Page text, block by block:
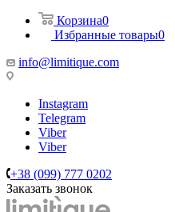
Корзина0
Избранные товары0
info@limitique.com
Instagram
Telegram
Viber
Viber
+38 (099) 777 0202
Заказать звонок